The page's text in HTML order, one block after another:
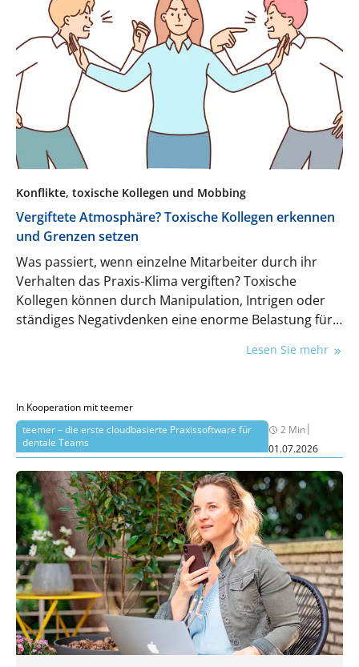
Konflikte, toxische Kollegen und Mobbing
Vergiftete Atmosphäre? Toxische Kollegen erkennen
und Grenzen setzen
Was passiert, wenn einzelne Mitarbeiter durch ihr
Verhalten das Praxis-Klima vergiften? Toxische
Kollegen können durch Manipulation, Intrigen oder
ständiges Negativdenken eine enorme Belastung für
Belegschaft und sorgen für Unruhe. Doch woran
langfristigen Schäden?
Lesen Sie mehr
In Kooperation mit teemer
teemer – die erste cloudbasierte Praxissoftware für
dentale Teams
2 Min|
01.07.2026